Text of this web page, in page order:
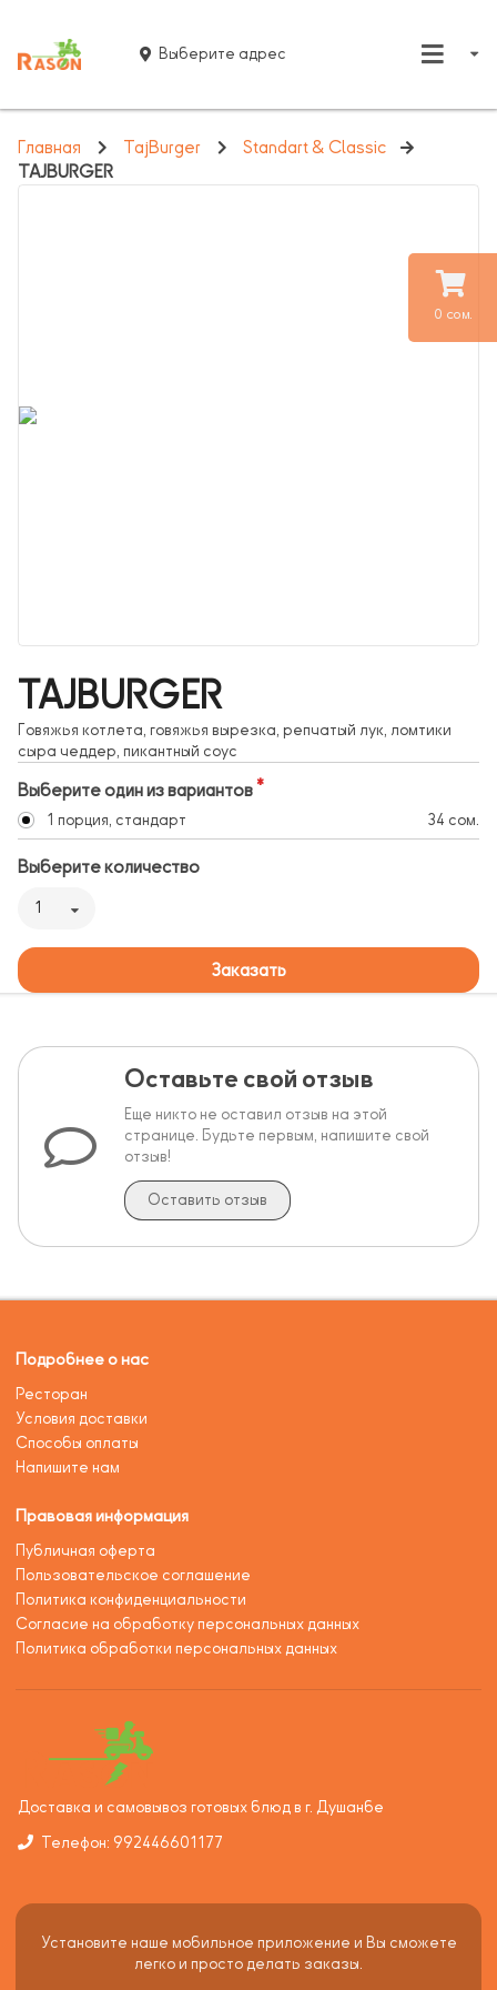
0 сом.
Выберите адрес
Главная TajBurger
Standart & Classic
TAJBURGER
TAJBURGER
Говяжья котлета, говяжья вырезка, репчатый лук, ломтики
сыра чеддер, пикантный соус
Выберите один из вариантов
1 порция, стандарт 34 сом.
Выберите количество
1
Заказать
Оставьте свой отзыв
Еще никто не оставил отзыв на этой
странице. Будьте первым, напишите свой
отзыв!
Оставить отзыв
Подробнее о нас
Ресторан
Условия доставки
Способы оплаты
Напишите нам
Правовая информация
Публичная оферта
Пользовательское соглашение
Политика конфиденциальности
Согласие на обработку персональных данных
Политика обработки персональных данных
Доставка и самовывоз готовых блюд в г. Душанбе
Телефон: 992446601177
Установите наше мобильное приложение и Вы сможете
легко и просто делать заказы.